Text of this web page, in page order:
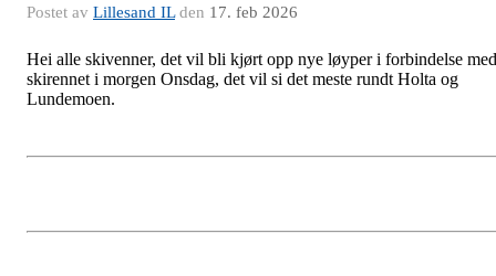
Postet av Lillesand ILden 17. feb 2026
Hei alle skivenner, det vil bli kjørt opp nye løyper i forbindelse med
skirennet i morgen Onsdag, det vil si det meste rundt Holta og
Lundemoen.